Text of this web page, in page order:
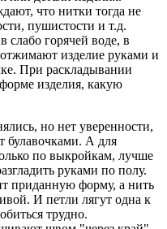
что нитки тогда не
пушистости и т.д.
слабо горячей воде, в
изделие руками и
При раскладывании
изделия, какую
но нет уверенности,
булавочками. А для
по выкройкам, лучше
руками по полу.
приданную форму, а нить
И петли лягут одна к
трудно.